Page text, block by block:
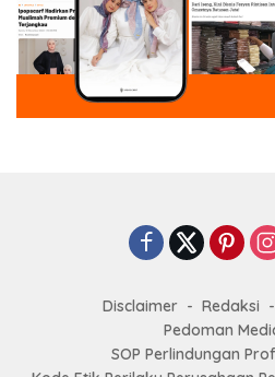
Disclaimer Redaksi
Pedoman
SOP Perlindungan